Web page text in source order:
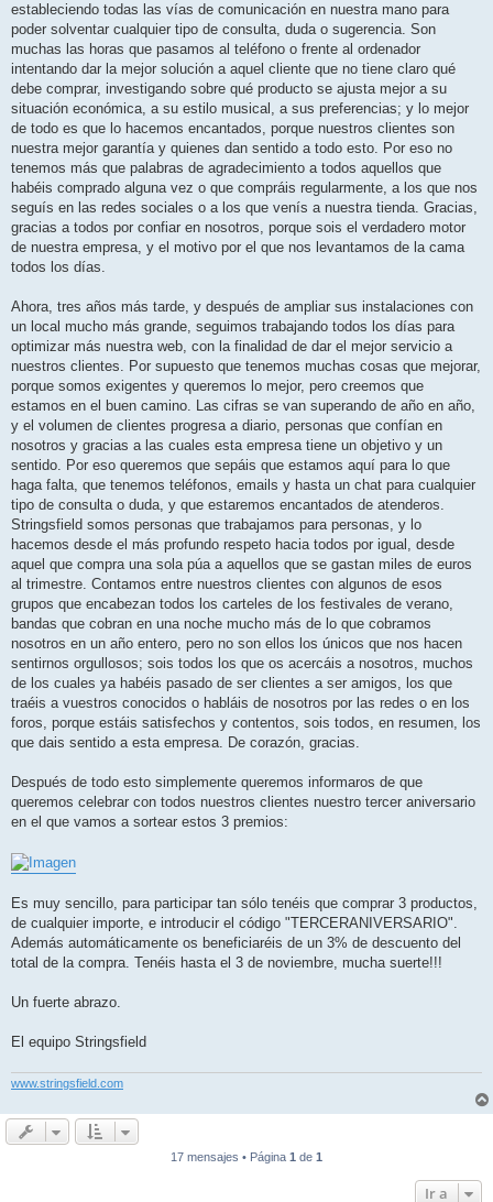
estableciendo todas las vías de comunicación en nuestra mano para
poder solventar cualquier tipo de consulta, duda o sugerencia. Son
muchas las horas que pasamos al teléfono o frente al ordenador
intentando dar la mejor solución a aquel cliente que no tiene claro qué
debe comprar, investigando sobre qué producto se ajusta mejor a su
situación económica, a su estilo musical, a sus preferencias; y lo mejor
de todo es que lo hacemos encantados, porque nuestros clientes son
nuestra mejor garantía y quienes dan sentido a todo esto. Por eso no
tenemos más que palabras de agradecimiento a todos aquellos que
habéis comprado alguna vez o que compráis regularmente, a los que nos
seguís en las redes sociales o a los que venís a nuestra tienda. Gracias,
gracias a todos por confiar en nosotros, porque sois el verdadero motor
de nuestra empresa, y el motivo por el que nos levantamos de la cama
todos los días.
Ahora, tres años más tarde, y después de ampliar sus instalaciones con
un local mucho más grande, seguimos trabajando todos los días para
optimizar más nuestra web, con la finalidad de dar el mejor servicio a
nuestros clientes. Por supuesto que tenemos muchas cosas que mejorar,
porque somos exigentes y queremos lo mejor, pero creemos que
estamos en el buen camino. Las cifras se van superando de año en año,
y el volumen de clientes progresa a diario, personas que confían en
nosotros y gracias a las cuales esta empresa tiene un objetivo y un
sentido. Por eso queremos que sepáis que estamos aquí para lo que
haga falta, que tenemos teléfonos, emails y hasta un chat para cualquier
tipo de consulta o duda, y que estaremos encantados de atenderos.
Stringsfield somos personas que trabajamos para personas, y lo
hacemos desde el más profundo respeto hacia todos por igual, desde
aquel que compra una sola púa a aquellos que se gastan miles de euros
al trimestre. Contamos entre nuestros clientes con algunos de esos
grupos que encabezan todos los carteles de los festivales de verano,
bandas que cobran en una noche mucho más de lo que cobramos
nosotros en un año entero, pero no son ellos los únicos que nos hacen
sentirnos orgullosos; sois todos los que os acercáis a nosotros, muchos
de los cuales ya habéis pasado de ser clientes a ser amigos, los que
traéis a vuestros conocidos o habláis de nosotros por las redes o en los
foros, porque estáis satisfechos y contentos, sois todos, en resumen, los
que dais sentido a esta empresa. De corazón, gracias.
Después de todo esto simplemente queremos informaros de que
queremos celebrar con todos nuestros clientes nuestro tercer aniversario
en el que vamos a sortear estos 3 premios:
Es muy sencillo, para participar tan sólo tenéis que comprar 3 productos,
de cualquier importe, e introducir el código "TERCERANIVERSARIO".
Además automáticamente os beneficiaréis de un 3% de descuento del
total de la compra. Tenéis hasta el 3 de noviembre, mucha suerte!!!
Un fuerte abrazo.
El equipo Stringsfield
www.stringsfield.com
17 mensajes • Página 1 de 1
Ir a